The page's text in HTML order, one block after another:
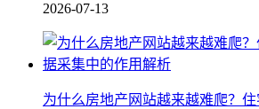
2026-07-13
为什么房地产网站越来越难爬？